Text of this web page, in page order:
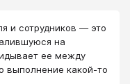
и сотрудников — это
на
ее между
выполнение какой-то